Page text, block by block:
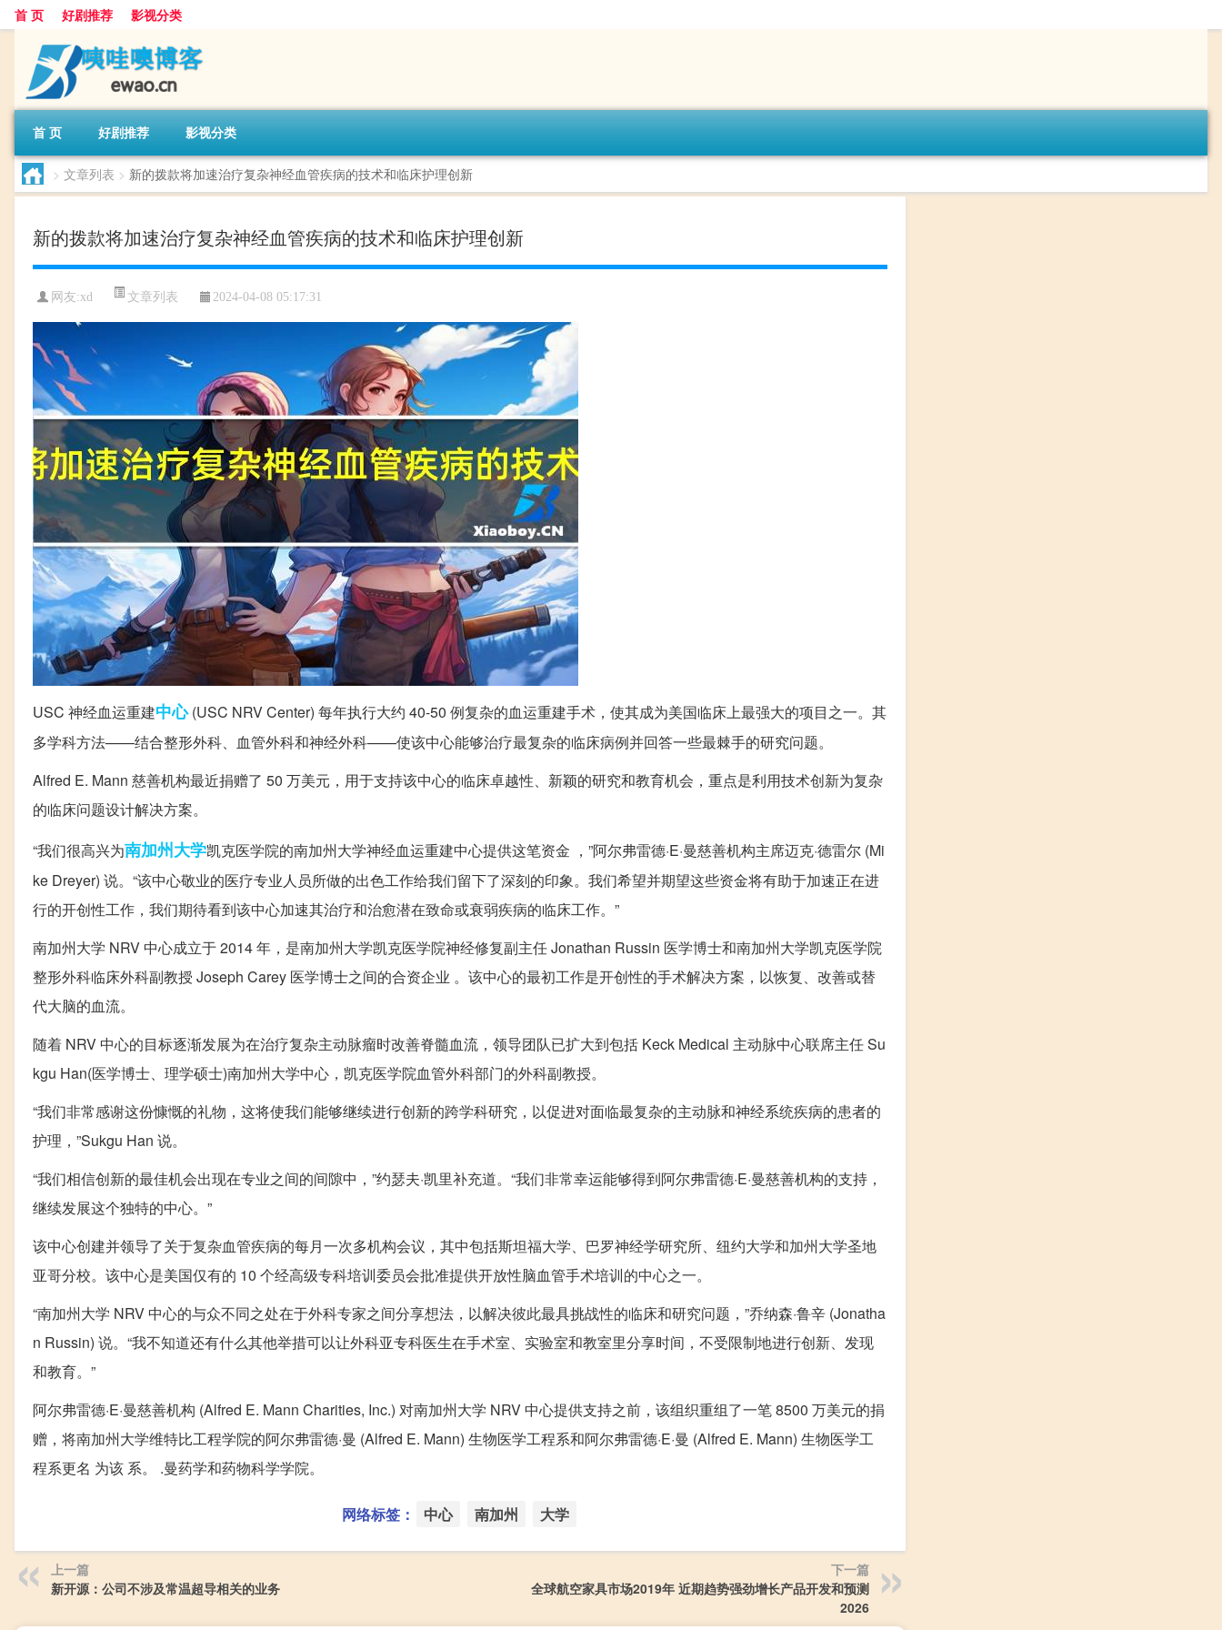
首 页 好剧推荐 影视分类
首 页 好剧推荐 影视分类
> 文章列表 > 新的拨款将加速治疗复杂神经血管疾病的技术和临床护理创新
新的拨款将加速治疗复杂神经血管疾病的技术和临床护理创新
网友:xd 文章列表 2024-04-08 05:17:31
USC 神经血运重建中心(USC NRV Center) 每年执行大约 40-50 例复杂的血运重建手术，使其成为美国临床上最强大的项目之一。其
多学科方法——结合整形外科、血管外科和神经外科——使该中心能够治疗最复杂的临床病例并回答一些最棘手的研究问题。
Alfred E. Mann 慈善机构最近捐赠了 50 万美元，用于支持该中心的临床卓越性、新颖的研究和教育机会，重点是利用技术创新为复杂
的临床问题设计解决方案。
“我们很高兴为南加州大学凯克医学院的南加州大学神经血运重建中心提供这笔资金 ，”阿尔弗雷德·E·曼慈善机构主席迈克·德雷尔 (Mi
ke Dreyer) 说。“该中心敬业的医疗专业人员所做的出色工作给我们留下了深刻的印象。我们希望并期望这些资金将有助于加速正在进
行的开创性工作，我们期待看到该中心加速其治疗和治愈潜在致命或衰弱疾病的临床工作。”
南加州大学 NRV 中心成立于 2014 年，是南加州大学凯克医学院神经修复副主任 Jonathan Russin 医学博士和南加州大学凯克医学院
整形外科临床外科副教授 Joseph Carey 医学博士之间的合资企业 。该中心的最初工作是开创性的手术解决方案，以恢复、改善或替
代大脑的血流。
随着 NRV 中心的目标逐渐发展为在治疗复杂主动脉瘤时改善脊髓血流，领导团队已扩大到包括 Keck Medical 主动脉中心联席主任 Su
kgu Han(医学博士、理学硕士)南加州大学中心，凯克医学院血管外科部门的外科副教授。
“我们非常感谢这份慷慨的礼物，这将使我们能够继续进行创新的跨学科研究，以促进对面临最复杂的主动脉和神经系统疾病的患者的
护理，”Sukgu Han 说。
“我们相信创新的最佳机会出现在专业之间的间隙中，”约瑟夫·凯里补充道。“我们非常幸运能够得到阿尔弗雷德·E·曼慈善机构的支持，
继续发展这个独特的中心。”
该中心创建并领导了关于复杂血管疾病的每月一次多机构会议，其中包括斯坦福大学、巴罗神经学研究所、纽约大学和加州大学圣地
亚哥分校。该中心是美国仅有的 10 个经高级专科培训委员会批准提供开放性脑血管手术培训的中心之一。
“南加州大学 NRV 中心的与众不同之处在于外科专家之间分享想法，以解决彼此最具挑战性的临床和研究问题，”乔纳森·鲁辛 (Jonatha
n Russin) 说。“我不知道还有什么其他举措可以让外科亚专科医生在手术室、实验室和教室里分享时间，不受限制地进行创新、发现
和教育。”
阿尔弗雷德·E·曼慈善机构 (Alfred E. Mann Charities, Inc.) 对南加州大学 NRV 中心提供支持之前，该组织重组了一笔 8500 万美元的捐
赠，将南加州大学维特比工程学院的阿尔弗雷德·曼 (Alfred E. Mann) 生物医学工程系和阿尔弗雷德·E·曼 (Alfred E. Mann) 生物医学工
程系更名 为该 系。 .曼药学和药物科学学院。
网络标签： 中心 南加州 大学
上一篇
新开源：公司不涉及常温超导相关的业务
下一篇
全球航空家具市场2019年 近期趋势强劲增长产品开发和预测
2026